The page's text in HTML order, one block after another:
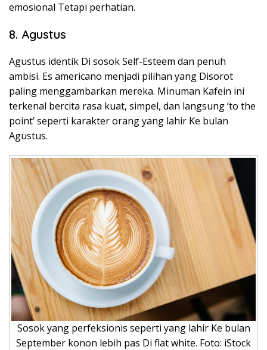
emosional Tetapi perhatian.
8. Agustus
Agustus identik Di sosok Self-Esteem dan penuh
ambisi. Es americano menjadi pilihan yang Disorot
paling menggambarkan mereka. Minuman Kafein ini
terkenal bercita rasa kuat, simpel, dan langsung ‘to the
point’ seperti karakter orang yang lahir Ke bulan
Agustus.
Sosok yang perfeksionis seperti yang lahir Ke bulan
September konon lebih pas Di flat white. Foto: iStock